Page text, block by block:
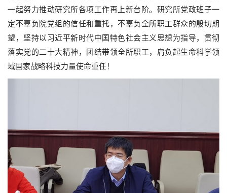
一起努力推动研究所各项工作再上新台阶。研究所党政班子一
定不辜负院党组的信任和重托，不辜负全所职工群众的殷切期
望，坚持以习近平新时代中国特色社会主义思想为指导，贯彻
落实党的二十大精神，团结带领全所职工，肩负起生命科学领
域国家战略科技力量使命重任！